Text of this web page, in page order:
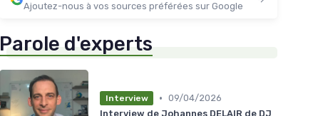
Ajoutez-nous à vos sources préférées sur Google
Parole d'experts
Interview • 09/04/2026
Interview de Johannes DELAIR de DJ